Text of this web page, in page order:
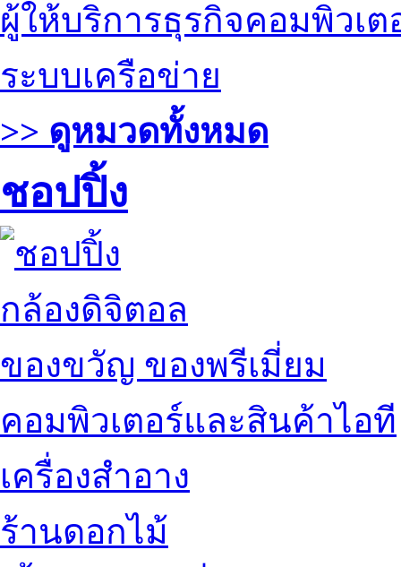
ผู้ให้บริการธุรกิจคอมพิวเต
ระบบเครือข่าย
>> ดูหมวดทั้งหมด
ชอปปิ้ง
กล้องดิจิตอล
ของขวัญ ของพรีเมี่ยม
คอมพิวเตอร์และสินค้าไอที
เครื่องสำอาง
ร้านดอกไม้